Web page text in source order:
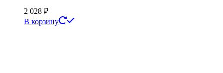
2 028 ₽
В корзину